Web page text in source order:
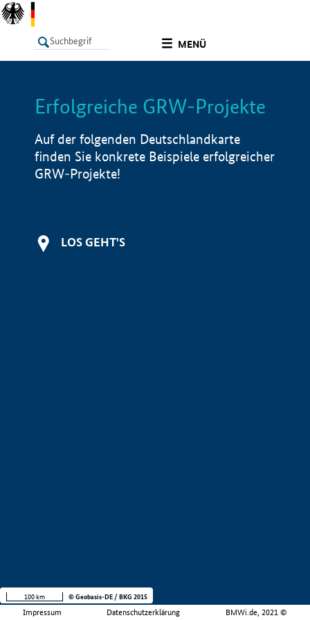
MENÜ
LISTE Info
Erfolgreiche GRW-Projekte
Auf der folgenden Deutschlandkarte
finden Sie konkrete Beispiele erfolgreicher
GRW-Projekte!
LOS GEHT'S
Impressum Datenschutzerklärung BMWi.de, 2021 ©
100 km © Geobasis-DE / BKG 2015